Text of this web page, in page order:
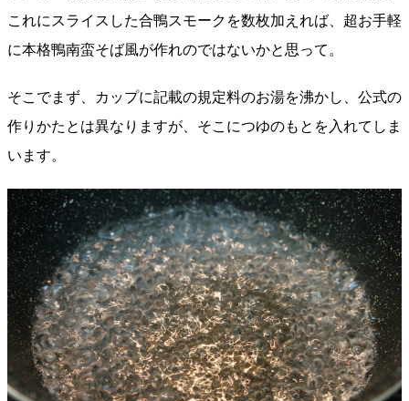
これにスライスした合鴨スモークを数枚加えれば、超お手軽
に本格鴨南蛮そば風が作れのではないかと思って。
そこでまず、カップに記載の規定料のお湯を沸かし、公式の
作りかたとは異なりますが、そこにつゆのもとを入れてしま
います。